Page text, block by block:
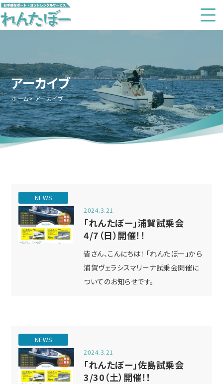
アーカイブ
ホーム アーカイブ
NEWS
2024.3.21
「れんたぼー」浦賀試乗会
4/7（日）開催！！
皆さん、こんにちは！ 「れんたぼー」から
浦賀ヴェラシスマリーナ試乗会開催に
ついてのお知らせです。
NEWS
2024.3.21
「れんたぼー」佐島試乗会
3/30（土）開催！！